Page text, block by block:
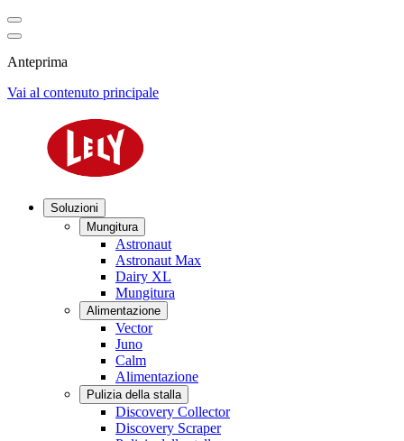
Anteprima
Vai al contenuto principale
Soluzioni
Mungitura
Astronaut
Astronaut Max
Dairy XL
Mungitura
Alimentazione
Vector
Juno
Calm
Alimentazione
Pulizia della stalla
Discovery Collector
Discovery Scraper